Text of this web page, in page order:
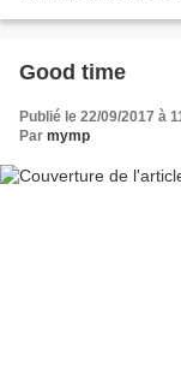
Good time
Publié le 22/09/2017 à
Par mymp